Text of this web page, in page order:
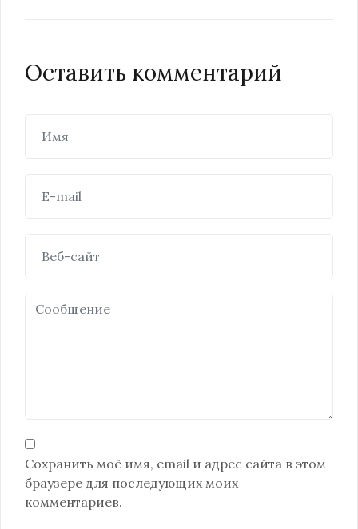
Оставить комментарий
Сохранить моё имя, email и адрес сайта в этом
браузере для последующих моих
комментариев.